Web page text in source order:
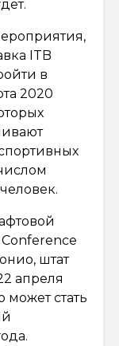
ITB
в
2020
штат
апреля
стать